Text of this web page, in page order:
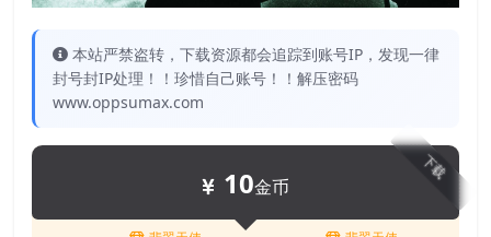
本站严禁盗转，下载资源都会追踪到账号IP，发现一律
封号封IP处理！！珍惜自己账号！！解压密码
www.oppsumax.com
下载
10金币